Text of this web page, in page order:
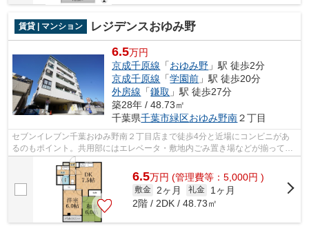
賃貸 | マンション レジデンスおゆみ野
6.5万円
京成千原線 「おゆみ野 」駅 徒歩2分
京成千原線 「学園前 」駅 徒歩20分
外房線 「鎌取 」駅 徒歩27分
築28年 / 48.73㎡
千葉県千葉市緑区おゆみ野南２丁目
セブンイレブン千葉おゆみ野南２丁目店まで徒歩4分と近場にコンビニがあ
るのもポイント。共用部にはエレベータ・敷地内ごみ置き場などが揃ってお
ります。こちらの物件はマンションです...
6.5万円 (管理費等：5,000円 )
敷金 2ヶ月 礼金
1ヶ月
2階 / 2DK / 48.73㎡